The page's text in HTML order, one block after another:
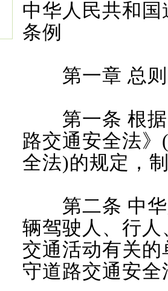
中华人民共和
条例
第一章 总则
第一条 根
路交通安全法》
全法)的规定，
第二条 中
辆驾驶人、行
交通活动有关
守道路交通安